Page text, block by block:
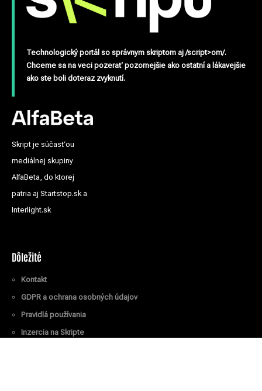
Technologický portál so správnym skriptom aj /script>om/.
Chceme sa na veci pozerať pozornejšie ako ostatní a lákavejšie
ako ste boli doteraz zvyknutí.
Skript je súčasťou
mediálnej skupiny
AlfaBeta, do ktorej
patria aj Startstop.sk a
Interlight.sk
Dôležité
Kontakt
GDPR a ochrana osobných údajov
Pravidlá používania
Inzercia na Skripte